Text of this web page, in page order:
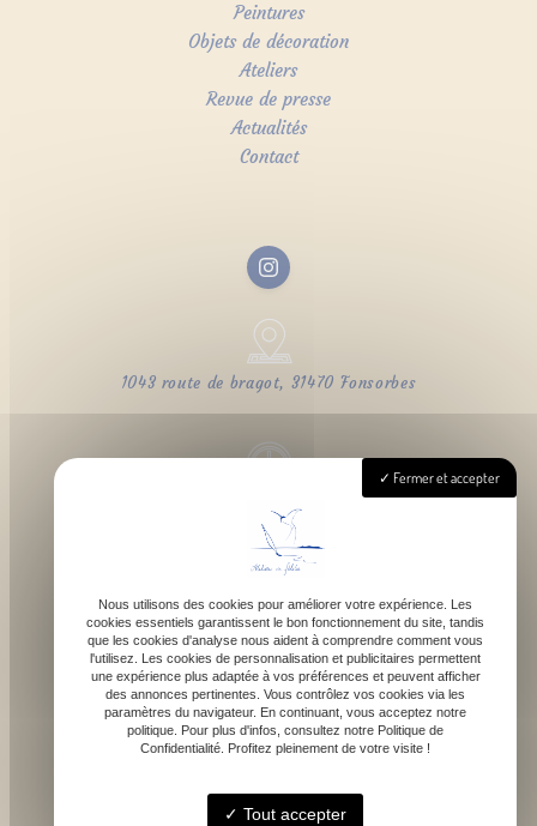
Peintures
Objets de décoration
Ateliers
Revue de presse
Actualités
Contact
1043 route de bragot, 31470 Fonsorbes
Lundi - Samedi : 9h - 18h
contact@atelierdefelicie.fr
06 08 95 80 82
Fermer et accepter
Nous utilisons des cookies pour améliorer votre expérience. Les
cookies essentiels garantissent le bon fonctionnement du site, tandis
que les cookies d'analyse nous aident à comprendre comment vous
l'utilisez. Les cookies de personnalisation et publicitaires permettent
une expérience plus adaptée à vos préférences et peuvent afficher
des annonces pertinentes. Vous contrôlez vos cookies via les
paramètres du navigateur. En continuant, vous acceptez notre
politique. Pour plus d'infos, consultez notre Politique de
Confidentialité. Profitez pleinement de votre visite !
Tout accepter